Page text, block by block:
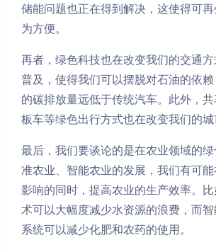
储能问题也正在得到解决，这使得可
为方便。
再者，绿色科技也在改变我们的交通
普及，使得我们可以摆脱对石油的依
的碳排放量远低于传统汽车。此外，
板车等绿色出行方式也在改变我们的城
最后，我们要谈论的是在农业领域的
准农业、智能农业的发展，我们有可
影响的同时，提高农业的生产效率。
术可以大幅度减少水资源的浪费，而
系统可以减少化肥和农药的使用。